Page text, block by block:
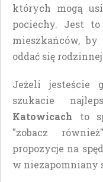
których mogą
pociechy. Jest
mieszkańców,
oddać się
Jeżeli jesteście
szukacie
Katowicach to
"zobacz
propozycje na
w niezapomniany